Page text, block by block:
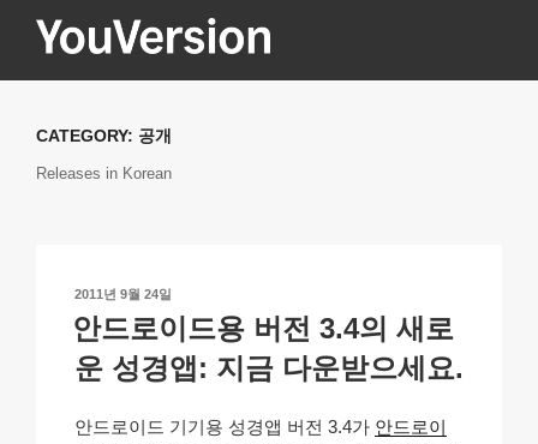
YOUVERSION
CATEGORY: 공개
Releases in Korean
작
성
일
자
2011년 9월 24일
안드로이드용 버전 3.4의 새로
운 성경앱: 지금 다운받으세요.
안드로이드 기기용 성경앱 버전 3.4가 안드로이